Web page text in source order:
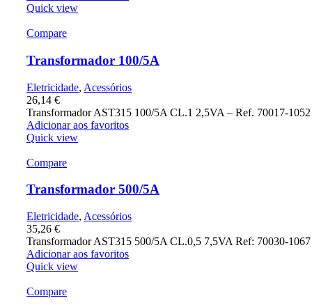
Quick view
Compare
Transformador 100/5A
Eletricidade, Acessórios
26,14 €
Transformador AST315 100/5A CL.1 2,5VA – Ref. 70017-1052
Adicionar aos favoritos
Quick view
Compare
Transformador 500/5A
Eletricidade, Acessórios
35,26 €
Transformador AST315 500/5A CL.0,5 7,5VA Ref: 70030-1067
Adicionar aos favoritos
Quick view
Compare